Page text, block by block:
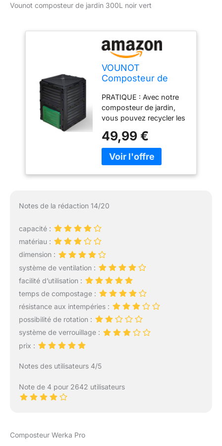
Vounot composteur de jardin 300L noir vert
VOUNOT
Composteur de
Supérieure Bac
Composteur pour
Jardin Déchets Bac
à Composte en
Polypropylène
Résistant aux
Chocs et aux UV
Noir Vert Lot de 1
PRATIQUE : Avec notre
composteur de jardin,
vous pouvez recycler les
votre maison et jardin en
un terreau riche et
naturel. Vous pouvez
trouvant au bas du
permet ce bac d’atteindre
une température plus
élevée rapidement à
l’intérieur. De plus, des
trous d'air à la surface du
composteur peuvent
permettre à l'air de
propice à une
etre monté en seulement
49,99 €
Notes de la rédaction 14/20
capacité :
matériau :
dimension :
système de ventilation :
facilité d’utilisation :
temps de compostage :
résistance aux intempéries :
possibilité de rotation :
système de verrouillage :
prix :
Notes des utilisateurs 4/5
Note de 4 pour 2642 utilisateurs
Composteur Werka Pro